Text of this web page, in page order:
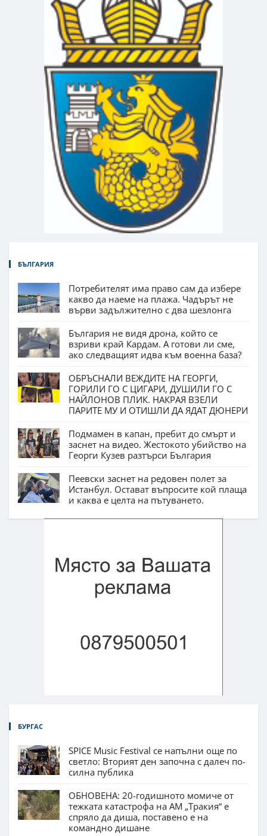
БЪЛГАРИЯ
Потребителят има право сам да избере
какво да наеме на плажа. Чадърът не
върви задължително с два шезлонга
България не видя дрона, който се
взриви край Кардам. А готови ли сме,
ако следващият идва към военна база?
ОБРЪСНАЛИ ВЕЖДИТЕ НА ГЕОРГИ,
ГОРИЛИ ГО С ЦИГАРИ, ДУШИЛИ ГО С
НАЙЛОНОВ ПЛИК. НАКРАЯ ВЗЕЛИ
ПАРИТЕ МУ И ОТИШЛИ ДА ЯДАТ ДЮНЕРИ
Подмамен в капан, пребит до смърт и
заснет на видео. Жестокото убийство на
Георги Кузев разтърси България
Пеевски заснет на редовен полет за
Истанбул. Остават въпросите кой плаща
и каква е целта на пътуването.
БУРГАС
SPICE Music Festival се напълни още по
светло: Вторият ден започна с далеч по-
силна публика
ОБНОВЕНА: 20-годишното момиче от
тежката катастрофа на АМ „Тракия“ е
спряло да диша, поставено е на
командно дишане